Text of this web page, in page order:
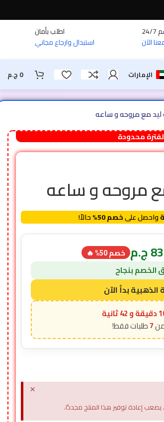
7
الآن
اطلب بأمان
استبدال وارجاع مجاني
الإمارات 0 ج.م
ليد مع مروحه و ساعه
مروحه و ساعه
واحصل علىخصم 50% حالاً!
ج.م خصم 50% 🔥
ثانية
7
إعادة توفير هذا المنتج مجددًا.
×